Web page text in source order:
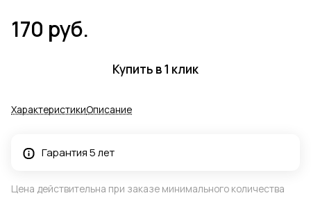
170 руб.
Купить в 1 клик
ХарактеристикиОписание
Гарантия 5 лет
Цена действительна при заказе минимального количества